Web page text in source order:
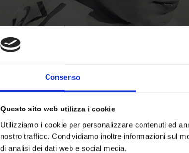
Consenso
Questo sito web utilizza i cookie
Utilizziamo i cookie per personalizzare contenuti ed
nostro traffico. Condividiamo inoltre informazioni sul
di analisi dei dati web e social media.